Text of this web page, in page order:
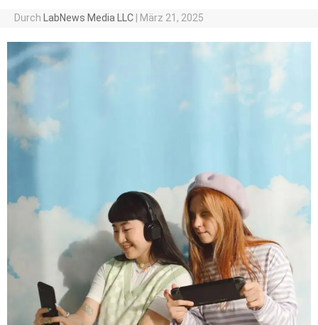
Durch LabNews Media LLC März 21, 2025